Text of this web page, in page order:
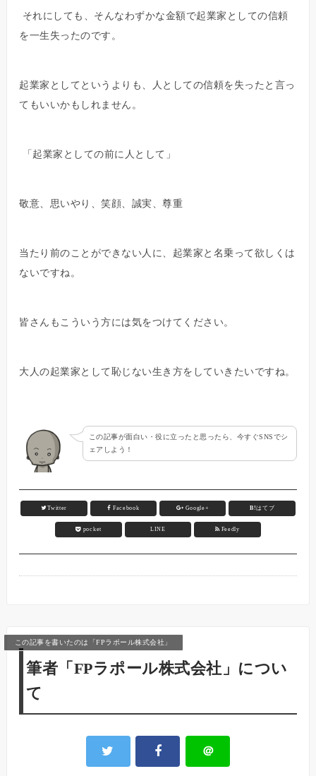
それにしても、そんなわずかな金額で起業家としての信頼
を一生失ったのです。
起業家としてというよりも、人としての信頼を失ったと言っ
てもいいかもしれません。
「起業家としての前に人として」
敬意、思いやり、笑顔、誠実、尊重
当たり前のことができない人に、起業家と名乗って欲しくは
ないですね。
皆さんもこういう方には気をつけてください。
大人の起業家として恥じない生き方をしていきたいですね。
この記事が面白い・役に立ったと思ったら、今すぐSNSでシ
ェアしよう！
Twitter Facebook Google+ B!はてブ
pocket LINE Feedly
この記事を書いたのは「FPラポール株式会社」
筆者「FPラポール株式会社」につい
て
＠